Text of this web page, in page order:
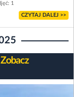
1
CZYTAJ DALEJ >>